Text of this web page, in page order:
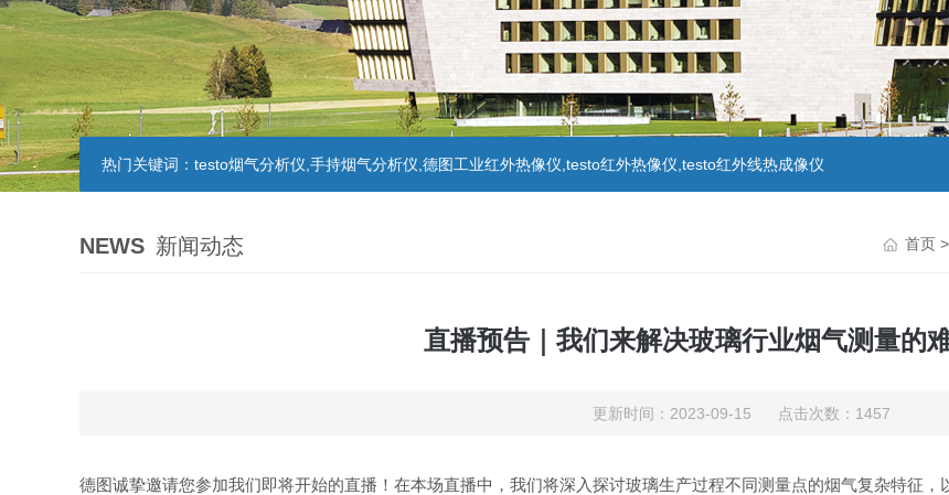
热门关键词： testo烟气分析仪,手持烟气分析仪,德图工业红外热像仪,testo红外热像仪,testo红外线热成像仪
NEWS 新闻动态 首页 >
直播预告｜我们来解决玻璃行业烟气测量的
更新时间：2023-09-15 点击次数：1457
德图诚挚邀请您参加我们即将开始的直播！在本场直播中，我们将深入探讨玻璃生产过程不同测量点的烟气复杂特征，